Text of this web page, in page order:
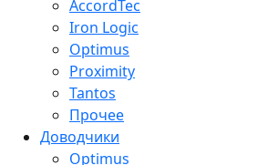
AccordTec
Iron Logic
Optimus
Proximity
Tantos
Прочее
Доводчики
Optimus